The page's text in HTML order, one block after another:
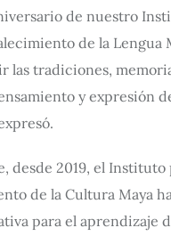
de nuestro
de la Lengua
las tradiciones,
y expresión
desde 2019, el Instituto
de la Cultura Maya
para el aprendizaje